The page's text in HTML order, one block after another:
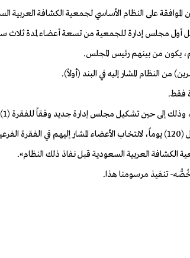
يكون من بينهم رئيس المجلس.
فقط.
يخُصُّه- تنفيذ مرسومنا هذا.